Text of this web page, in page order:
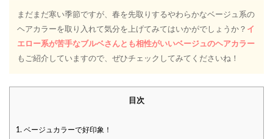
まだまだ寒い季節ですが、春を先取りするやわらかなベージュ系の
ヘアカラーを取り入れて気分を上げてみてはいかがでしょうか？ イ
エロー系が苦手なブルベさんとも相性がいいベージュのヘアカラー
もご紹介していますので、ぜひチェックしてみてくださいね！
目次
1. ベージュカラーで好印象！